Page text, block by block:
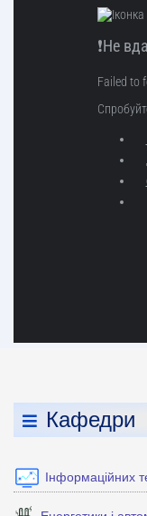
Кафедри
Інформаційних